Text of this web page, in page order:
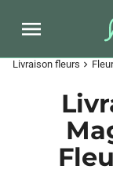
Livraison fleurs chevron_right